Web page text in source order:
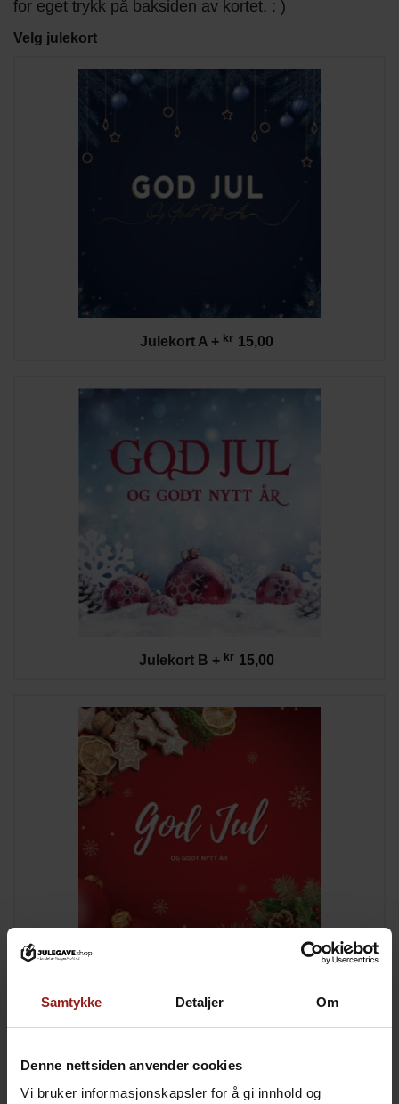
Samtykke Detaljer Om
Denne nettsiden anvender cookies
Vi bruker informasjonskapsler for å gi innhold og
for eget trykk på baksiden av kortet. : )
Velg julekort
Julekort A + kr 15,00
Julekort B + kr 15,00
Julekort C+kr 15,00